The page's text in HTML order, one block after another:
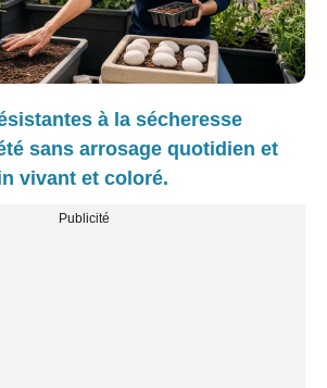
à la sécheresse
sans arrosage quotidien et
vivant et coloré.